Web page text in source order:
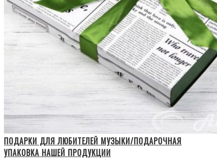
ПОДАРКИ ДЛЯ ЛЮБИТЕЛЕЙ МУЗЫКИ/ПОДАРОЧНАЯ
УПАКОВКА НАШЕЙ ПРОДУКЦИИ